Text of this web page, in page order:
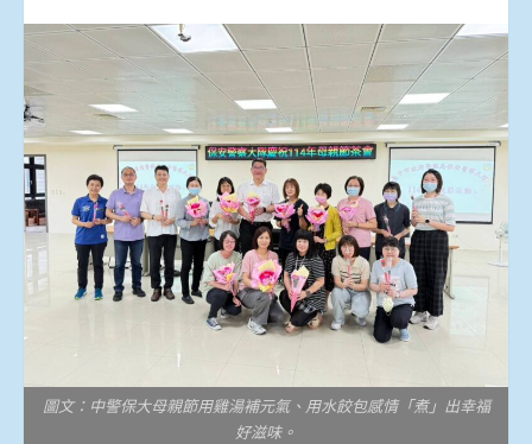
圖文：中警保大母親節用雞湯補元氣、用水餃包感情「煮」出幸福
好滋味。